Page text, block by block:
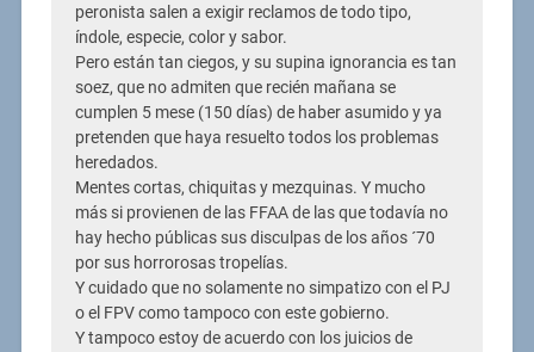
peronista salen a exigir reclamos de todo tipo,
índole, especie, color y sabor.
Pero están tan ciegos, y su supina ignorancia es tan
soez, que no admiten que recién mañana se
cumplen 5 mese (150 días) de haber asumido y ya
pretenden que haya resuelto todos los problemas
heredados.
Mentes cortas, chiquitas y mezquinas. Y mucho
más si provienen de las FFAA de las que todavía no
hay hecho públicas sus disculpas de los años ´70
por sus horrorosas tropelías.
Y cuidado que no solamente no simpatizo con el PJ
o el FPV como tampoco con este gobierno.
Y tampoco estoy de acuerdo con los juicios de